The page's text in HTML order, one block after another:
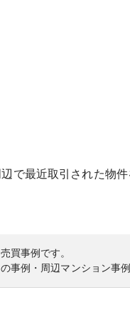
で最近取引された物件
買事例です。
事例・周辺マンション事